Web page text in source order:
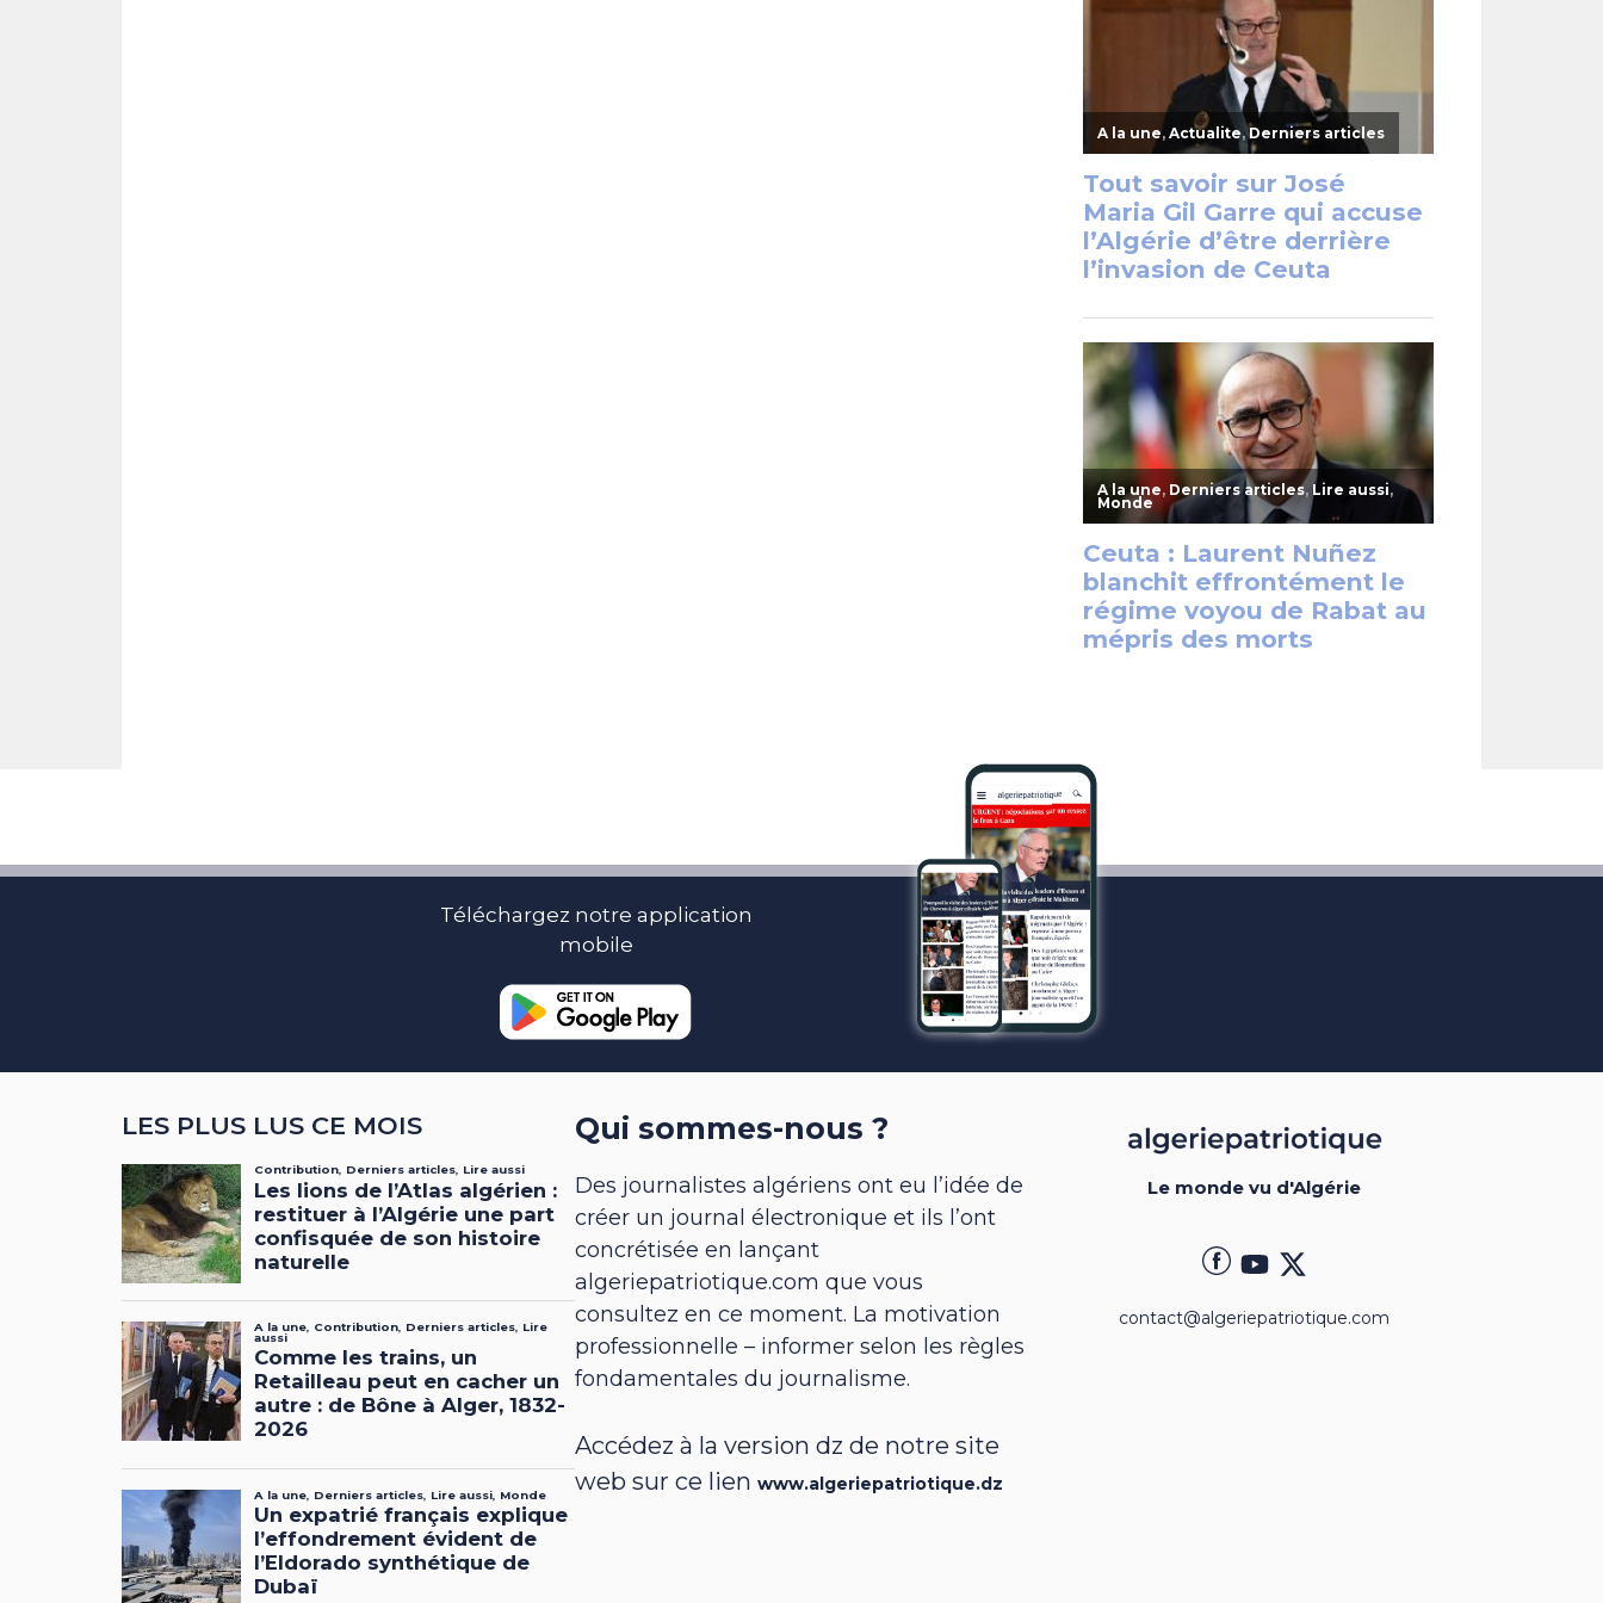
Téléchargez notre application
mobile
LES PLUS LUS CE MOIS Qui sommes-nous ?
Des journalistes algériens ont eu l’idée de
créer un journal électronique et ils l’ont
concrétisée en lançant
algeriepatriotique.com que vous
consultez en ce moment. La motivation
professionnelle – informer selon les règles
fondamentales du journalisme.
Accédez à la version dz de notre site
web sur ce lienwww.algeriepatriotique.dz
Le monde vu d'Algérie
contact@algeriepatriotique.com